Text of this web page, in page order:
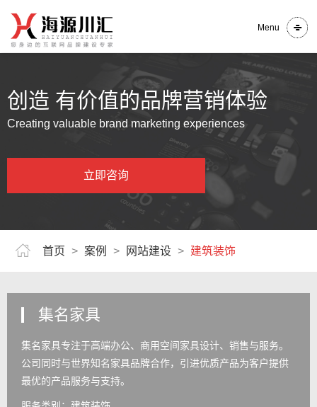
Menu
创造 有价值的品牌营销体验
Creating valuable brand marketing experiences
立即咨询
首页 > 案例 > 网站建设 > 建筑装饰
集名家具
集名家具专注于高端办公、商用空间家具设计、销售与服务。
公司同时与世界知名家具品牌合作，引进优质产品为客户提供
最优的产品服务与支持。